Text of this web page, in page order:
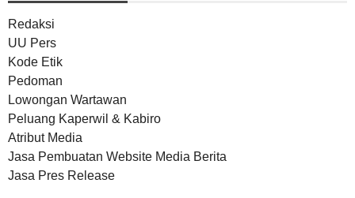
Redaksi
UU Pers
Kode Etik
Pedoman
Lowongan Wartawan
Peluang Kaperwil & Kabiro
Atribut Media
Jasa Pembuatan Website Media Berita
Jasa Pres Release